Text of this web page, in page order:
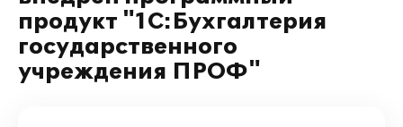
продукт "1С:Бухгалтерия
государственного
учреждения ПРОФ"